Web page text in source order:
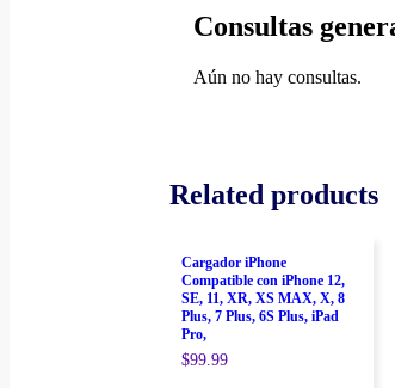
Consultas
Aún no hay consultas.
Related products
Cargador iPhone
Compatible con iPhone 12,
SE, 11, XR, XS MAX, X, 8
Plus, 7 Plus, 6S Plus, iPad
Pro,
$99.99